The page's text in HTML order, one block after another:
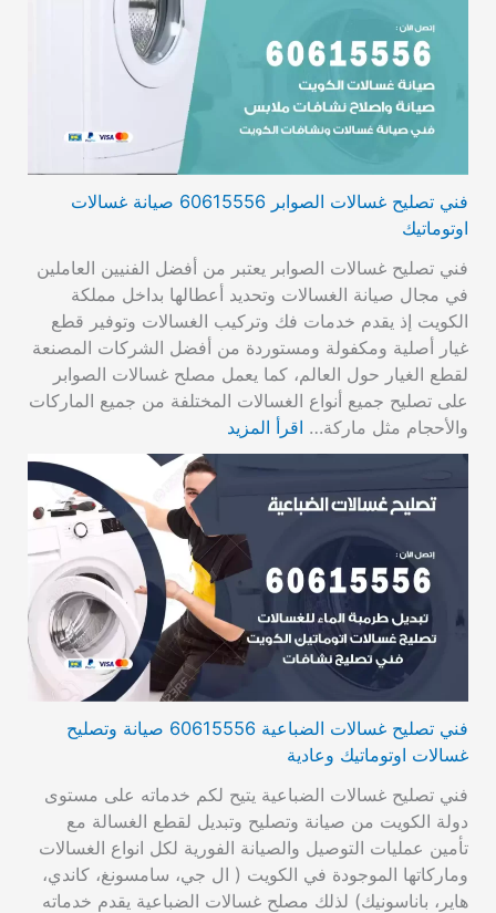
فني تصليح غسالات الصوابر 60615556 صيانة غسالات
اوتوماتيك
فني تصليح غسالات الصوابر يعتبر من أفضل الفنيين العاملين
في مجال صيانة الغسالات وتحديد أعطالها بداخل مملكة
الكويت إذ يقدم خدمات فك وتركيب الغسالات وتوفير قطع
غيار أصلية ومكفولة ومستوردة من أفضل الشركات المصنعة
لقطع الغيار حول العالم، كما يعمل مصلح غسالات الصوابر
على تصليح جميع أنواع الغسالات المختلفة من جميع الماركات
والأحجام مثل ماركة… اقرأ المزيد
فني تصليح غسالات الضباعية 60615556 صيانة وتصليح
غسالات اوتوماتيك وعادية
فني تصليح غسالات الضباعية يتيح لكم خدماته على مستوى
دولة الكويت من صيانة وتصليح وتبديل لقطع الغسالة مع
تأمين عمليات التوصيل والصيانة الفورية لكل انواع الغسالات
وماركاتها الموجودة في الكويت ( ال جي، سامسونغ، كاندي،
هاير، باناسونيك) لذلك مصلح غسالات الضباعية يقدم خدماته